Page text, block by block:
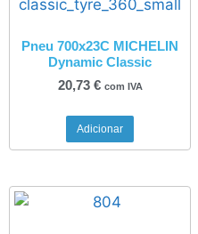
Pneu 700x23C MICHELIN
Dynamic Classic
20,73 € com IVA
Adicionar